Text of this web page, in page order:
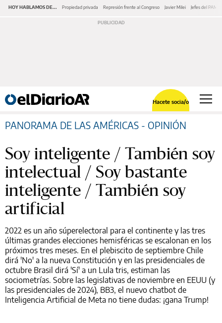
HOY HABLAMOS DE... Propiedad privada Represión frente al Congreso Javier Milei Jefes del PAMI
Hacete socia/o
PANORAMA DE LAS AMÉRICAS - OPINIÓN
Soy inteligente / También soy
intelectual / Soy bastante
inteligente / También soy
artificial
2022 es un año súperelectoral para el continente y las tres
últimas grandes elecciones hemisféricas se escalonan en los
próximos tres meses. En el plebiscito de septiembre Chile
dirá 'No' a la nueva Constitución y en las presidenciales de
octubre Brasil dirá 'Sí' a un Lula tris, estiman las
sociometrías. Sobre las legislativas de noviembre en EEUU (y
las presidenciales de 2024), BB3, el nuevo chatbot de
Inteligencia Artificial de Meta no tiene dudas: ¡gana Trump!